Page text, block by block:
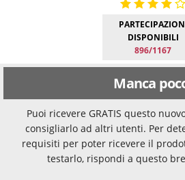
DISPONIBILI
896/1167
Manca
Puoi ricevere GRATIS questo
consigliarlo ad altri utenti. Per
requisiti per poter ricevere il
testarlo, rispondi a questo